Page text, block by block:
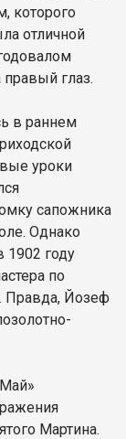
которого
отличной
глаз.
в раннем
уроки
сапожника
Однако
1902 году
по
Правда, Йозеф
Мартина.